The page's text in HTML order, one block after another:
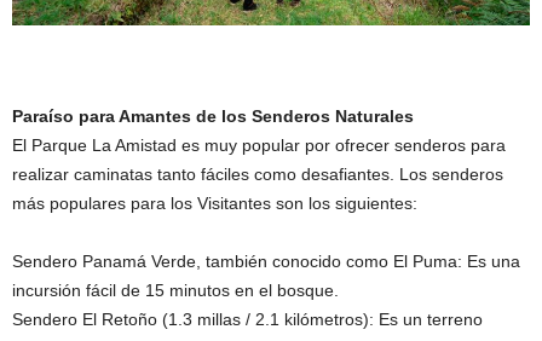
Paraíso para Amantes de los Senderos Naturales
El Parque La Amistad es muy popular por ofrecer senderos para
realizar caminatas tanto fáciles como desafiantes. Los senderos
más populares para los Visitantes son los siguientes:
Sendero Panamá Verde, también conocido como El Puma: Es una
incursión fácil de 15 minutos en el bosque.
Sendero El Retoño (1.3 millas / 2.1 kilómetros): Es un terreno